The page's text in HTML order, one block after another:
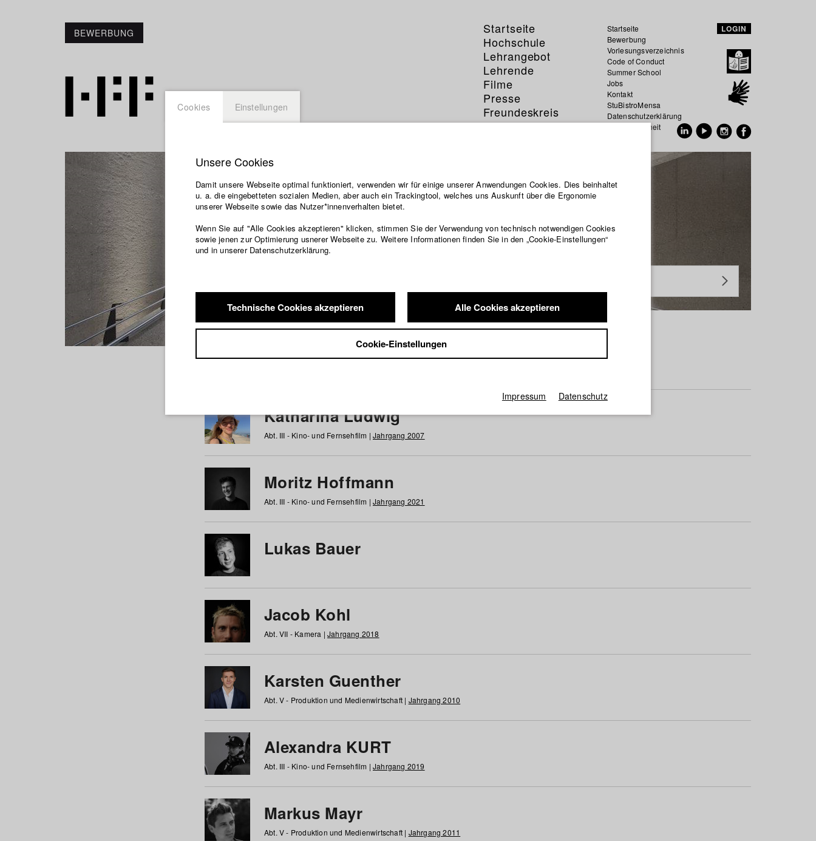
BEWERBUNG
Startseite
Hochschule
Lehrangebot
Lehrende
Filme
Presse
Freundeskreis
Service
Startseite
Bewerbung
Vorlesungsverzeichnis
Code of Conduct
Summer School
Jobs
Kontakt
StuBistroMensa
Datenschutzerklärung
Datensicherheit
LOGIN
Studierende / Alumni
a b c d e f g h i j k l m n o p q r s t u v w x y z Alle
Katharina Ludwig
Abt. III - Kino- und Fernsehfilm | Jahrgang 2007
Moritz Hoffmann
Abt. III - Kino- und Fernsehfilm | Jahrgang 2021
Lukas Bauer
Jacob Kohl
Abt. VII - Kamera | Jahrgang 2018
Karsten Guenther
Abt. V - Produktion und Medienwirtschaft | Jahrgang 2010
Alexandra KURT
Abt. III - Kino- und Fernsehfilm | Jahrgang 2019
Markus Mayr
Abt. V - Produktion und Medienwirtschaft | Jahrgang 2011
Cookies Einstellungen
Unsere Cookies
Damit unsere Webseite optimal funktioniert, verwenden wir für einige unserer Anwendungen Cookies. Dies beinhaltet
u. a. die eingebetteten sozialen Medien, aber auch ein Trackingtool, welches uns Auskunft über die Ergonomie
unserer Webseite sowie das Nutzer*innenverhalten bietet.
Wenn Sie auf "Alle Cookies akzeptieren" klicken, stimmen Sie der Verwendung von technisch notwendigen Cookies
sowie jenen zur Optimierung usnerer Webseite zu. Weitere Informationen finden Sie in den „Cookie-Einstellungen“
und in unserer Datenschutzerklärung.
Technische Cookies akzeptieren Alle Cookies akzeptieren
Cookie-Einstellungen
Impressum Datenschutz